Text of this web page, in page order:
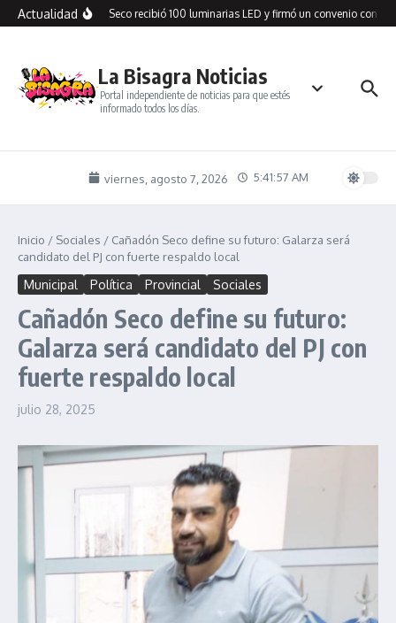
Saltar al contenido
ActualidadCañadón Seco recibió 100 luminarias LED y firmó un convenio con
La Bisagra Noticias
Portal independiente de noticias para que estés
informado todos los días.
viernes, agosto 7, 2026 5:41:57 AM
Inicio / Sociales / Cañadón Seco define su futuro: Galarza será
candidato del PJ con fuerte respaldo local
Municipal Política Provincial Sociales
Cañadón Seco define su futuro:
Galarza será candidato del PJ con
fuerte respaldo local
julio 28, 2025